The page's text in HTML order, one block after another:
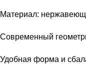
Материал:
Современный
Удобная форма и